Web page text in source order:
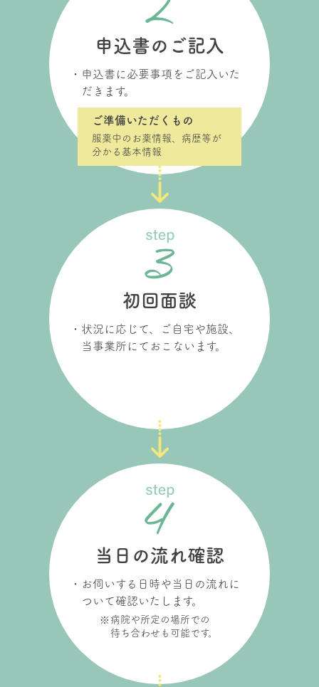
申込書のご記入
申込書に必要事項をご記入いた
だきます。
ご準備いただくもの
服薬中のお薬情報、病歴等が
分かる基本情報
初回面談
状況に応じて、ご自宅や施設、
当事業所にておこないます。
当日の流れ確認
お伺いする日時や当日の流れに
ついて確認いたします。
病院や所定の場所での
待ち合わせも可能です。